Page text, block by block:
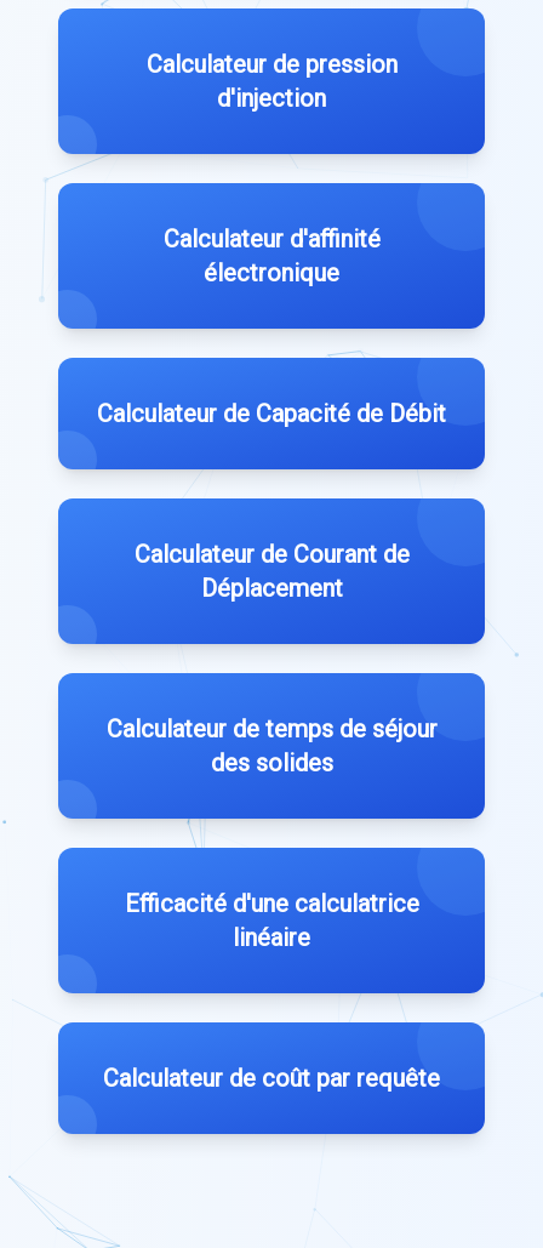
Calculateur de pression
d'injection
Calculateur d'affinité
électronique
Calculateur de Capacité de Débit
Calculateur de Courant de
Déplacement
Calculateur de temps de séjour
des solides
Efficacité d'une calculatrice
linéaire
Calculateur de coût par requête